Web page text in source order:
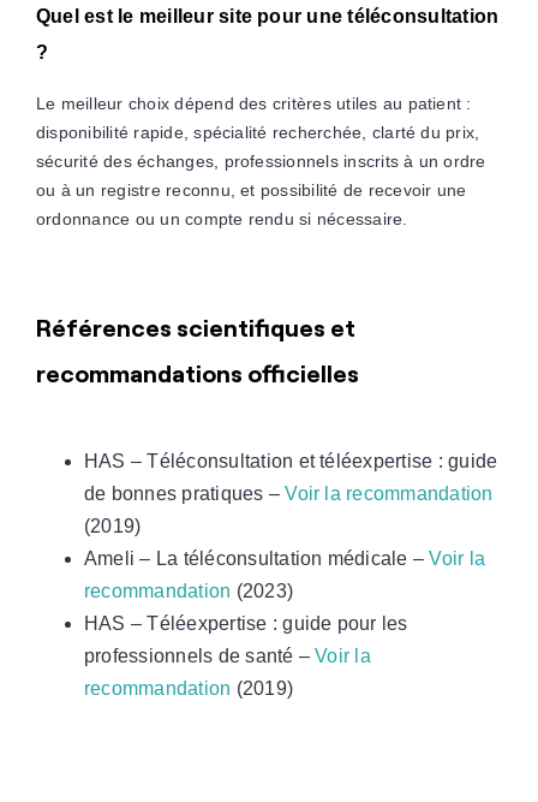
Quel est le meilleur site pour une téléconsultation
?
Le meilleur choix dépend des critères utiles au patient :
disponibilité rapide, spécialité recherchée, clarté du prix,
sécurité des échanges, professionnels inscrits à un ordre
ou à un registre reconnu, et possibilité de recevoir une
ordonnance ou un compte rendu si nécessaire.
Références scientifiques et
recommandations officielles
HAS – Téléconsultation et téléexpertise : guide
de bonnes pratiques –Voir la recommandation
(2019)
Ameli – La téléconsultation médicale –Voir la
recommandation (2023)
HAS – Téléexpertise : guide pour les
professionnels de santé –Voir la
recommandation (2019)